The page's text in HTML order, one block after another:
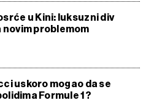
u Kini: luksuzni div
novim problemom
uskoro mogao da se
Formule 1?